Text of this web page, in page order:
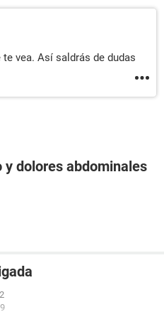
vea. Así saldrás de dudas
y dolores abdominales